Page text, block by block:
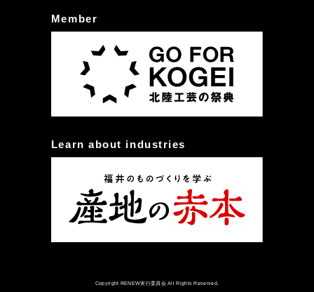
Member
Learn about industries
Copyright RENEW実行委員会 All Rights Reserved.